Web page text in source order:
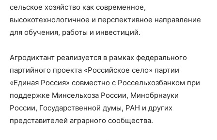
сельское хозяйство как современное,
высокотехнологичное и перспективное направление
для обучения, работы и инвестиций.
Агродиктант реализуется в рамках федерального
партийного проекта «Российское село» партии
«Единая Россия» совместно с Россельхозбанком при
поддержке Минсельхоза России, Минобрнауки
России, Государственной думы, РАН и других
представителей аграрного сообщества.